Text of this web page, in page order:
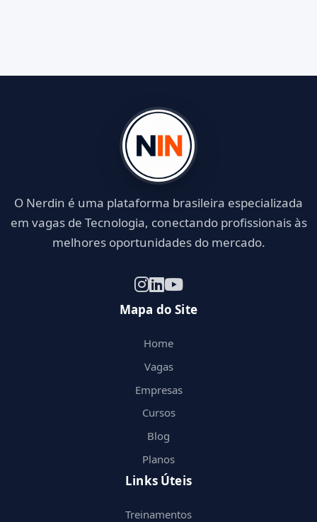
O Nerdin é uma plataforma brasileira especializada
em vagas de Tecnologia, conectando profissionais às
melhores oportunidades do mercado.
Mapa do Site
Home
Vagas
Empresas
Cursos
Blog
Planos
Links Úteis
Treinamentos